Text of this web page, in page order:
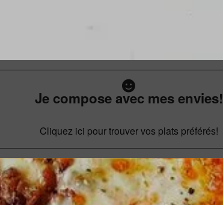
Je compose avec mes envies!
Cliquez ici pour trouver vos plats préférés!